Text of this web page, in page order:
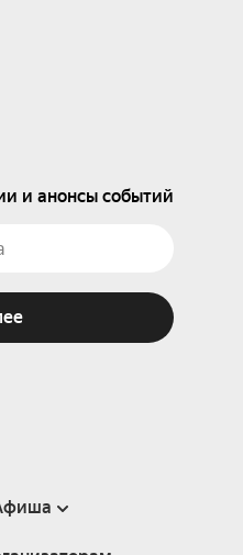
и анонсы событий